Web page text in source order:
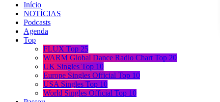
Início
NOTÍCIAS
Podcasts
Agenda
Top
FLUX Top 25
WARM Global Dance Radio Chart Top 20
UK Singles Top 10
Europe Singles Official Top 10
USA Singles Top 10
World Singles Official Top 10